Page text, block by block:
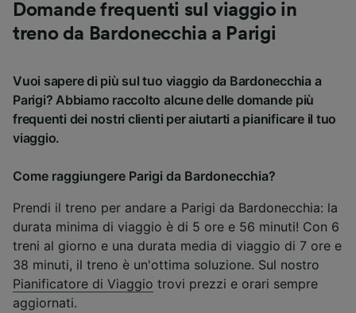
Domande frequenti sul viaggio in
treno da Bardonecchia a Parigi
Vuoi sapere di più sul tuo viaggio da Bardonecchia a
Parigi? Abbiamo raccolto alcune delle domande più
frequenti dei nostri clienti per aiutarti a pianificare il tuo
viaggio.
Come raggiungere Parigi da Bardonecchia?
Prendi il treno per andare a Parigi da Bardonecchia: la
durata minima di viaggio è di 5 ore e 56 minuti! Con 6
treni al giorno e una durata media di viaggio di 7 ore e
38 minuti, il treno è un'ottima soluzione. Sul nostro
Pianificatore di Viaggio trovi prezzi e orari sempre
aggiornati.